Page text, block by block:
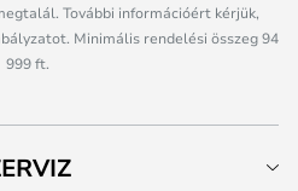
További információért kérjük,
Minimális rendelési összeg 94
999 ft.